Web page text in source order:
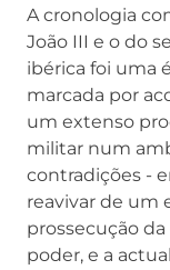
A cronologia
João III e o do
ibérica foi uma
marcada por
um extenso
militar num
contradições -
reavivar de um
prossecução
poder, e a